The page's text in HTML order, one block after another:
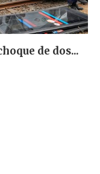
de dos...